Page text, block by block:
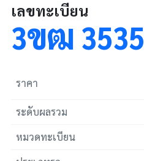
เลขทะเบียน
3ขฒ 3535
ราคา
ระดับผลรวม
หมวดทะเบียน